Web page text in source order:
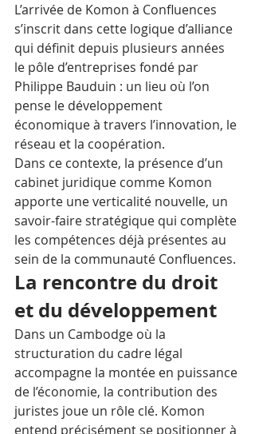
L’arrivée de Komon à Confluences
s’inscrit dans cette logique d’alliance
qui définit depuis plusieurs années
le pôle d’entreprises fondé par
Philippe Bauduin : un lieu où l’on
pense le développement
économique à travers l’innovation, le
réseau et la coopération.
Dans ce contexte, la présence d’un
cabinet juridique comme Komon
apporte une verticalité nouvelle, un
savoir-faire stratégique qui complète
les compétences déjà présentes au
sein de la communauté Confluences.
La rencontre du droit
et du développement
Dans un Cambodge où la
structuration du cadre légal
accompagne la montée en puissance
de l’économie, la contribution des
juristes joue un rôle clé. Komon
entend précisément se positionner à